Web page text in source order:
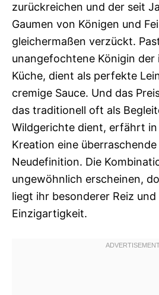
zurückreichen und der seit
Gaumen von Königen und
gleichermaßen verzückt.
unangefochtene Königin der
Küche, dient als perfekte
cremige Sauce. Und das
das traditionell oft als
Wildgerichte dient, erfährt
Kreation eine
Neudefinition. Die
ungewöhnlich erscheinen,
liegt ihr besonderer Reiz und
Einzigartigkeit.